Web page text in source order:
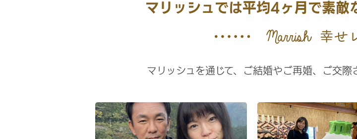
マリッシュでは平均4ヶ月で素敵
マリッシュを通じて、ご結婚やご再婚、ご交際